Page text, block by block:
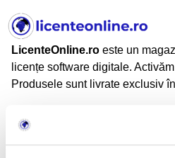
LicenteOnline.ro este un
licențe software digitale.
Produsele sunt livrate exclusiv
LicenteOnline.ro este operat